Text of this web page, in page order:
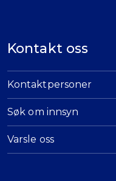
Kontakt oss
Kontaktpersoner
Søk om innsyn
Varsle oss